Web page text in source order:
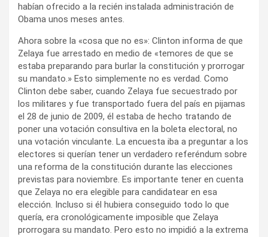
habían ofrecido a la recién instalada administración de
Obama unos meses antes.
Ahora sobre la «cosa que no es»: Clinton informa de que
Zelaya fue arrestado en medio de «temores de que se
estaba preparando para burlar la constitución y prorrogar
su mandato.» Esto simplemente no es verdad. Como
Clinton debe saber, cuando Zelaya fue secuestrado por
los militares y fue transportado fuera del país en pijamas
el 28 de junio de 2009, él estaba de hecho tratando de
poner una votación consultiva en la boleta electoral, no
una votación vinculante. La encuesta iba a preguntar a los
electores si querían tener un verdadero referéndum sobre
una reforma de la constitución durante las elecciones
previstas para noviembre. Es importante tener en cuenta
que Zelaya no era elegible para candidatear en esa
elección. Incluso si él hubiera conseguido todo lo que
quería, era cronológicamente imposible que Zelaya
prorrogara su mandato. Pero esto no impidió a la extrema